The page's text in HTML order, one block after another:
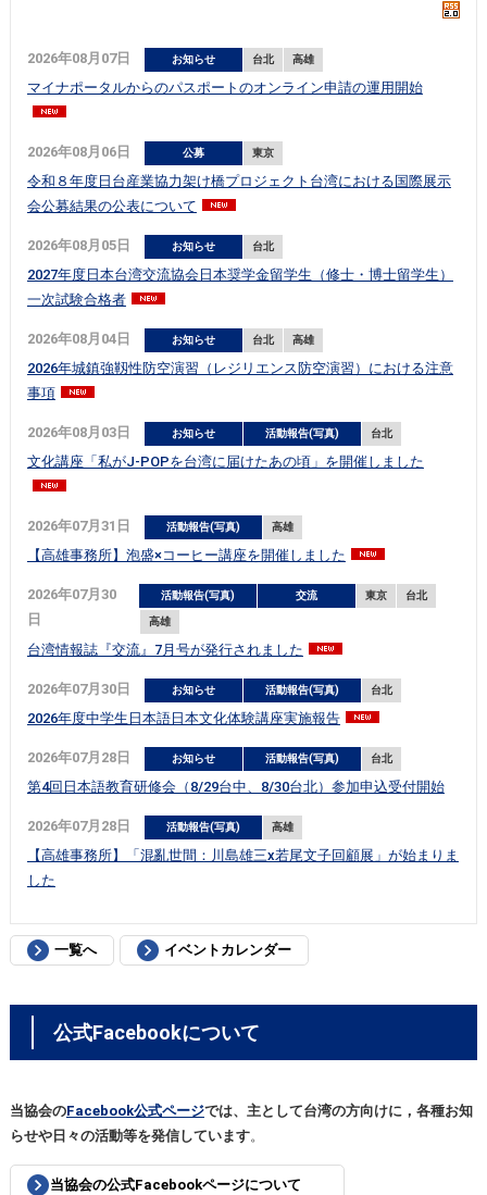
2026年08月07日 お知らせ 台北 高雄
マイナポータルからのパスポートのオンライン申請の運用開始
2026年08月06日 公募 東京
令和８年度日台産業協力架け橋プロジェクト台湾における国際展示
会公募結果の公表について
2026年08月05日 お知らせ 台北
2027年度日本台湾交流協会日本奨学金留学生（修士・博士留学生）
一次試験合格者
2026年08月04日 お知らせ 台北 高雄
2026年城鎮強靱性防空演習（レジリエンス防空演習）における注意
事項
2026年08月03日 お知らせ 活動報告(写真) 台北
文化講座「私がJ-POPを台湾に届けたあの頃」を開催しました
2026年07月31日 活動報告(写真) 高雄
【高雄事務所】泡盛×コーヒー講座を開催しました
2026年07月30
日
活動報告(写真) 交流 東京
台北
高雄
台湾情報誌『交流』7月号が発行されました
2026年07月30日 お知らせ 活動報告(写真) 台北
2026年度中学生日本語日本文化体験講座実施報告
2026年07月28日 お知らせ 活動報告(写真) 台北
第4回日本語教育研修会（8/29台中、8/30台北）参加申込受付開始
2026年07月28日 活動報告(写真) 高雄
【高雄事務所】「混亂世間：川島雄三x若尾文子回顧展」が始まりま
した
一覧へ イベントカレンダー
公式Facebookについて
当協会のFacebook公式ページでは、主として台湾の方向けに，各種お知
らせや日々の活動等を発信しています。
当協会の公式Facebookページについて